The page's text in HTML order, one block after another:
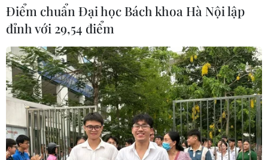
Điểm chuẩn Đại học Bách khoa Hà Nội lập
đỉnh với 29,54 điểm